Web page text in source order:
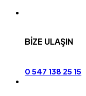
BİZE ULAŞIN
0 547 138 25 15